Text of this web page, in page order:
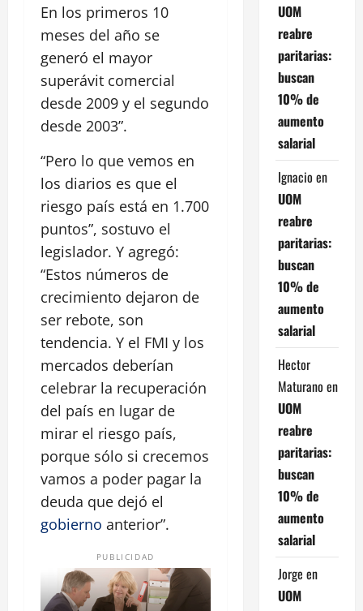
En los primeros 10
meses del año se
generó el mayor
superávit comercial
desde 2009 y el segundo
desde 2003”.
“Pero lo que vemos en
los diarios es que el
riesgo país está en 1.700
puntos”, sostuvo el
legislador. Y agregó:
“Estos números de
crecimiento dejaron de
ser rebote, son
tendencia. Y el FMI y los
mercados deberían
celebrar la recuperación
del país en lugar de
mirar el riesgo país,
porque sólo si crecemos
vamos a poder pagar la
deuda que dejó el
gobierno anterior”.
PUBLICIDAD
UOM
reabre
paritarias:
buscan
10% de
aumento
salarial
Ignacio en
UOM
reabre
paritarias:
buscan
10% de
aumento
salarial
Hector
Maturano en
UOM
reabre
paritarias:
buscan
10% de
aumento
salarial
Jorge en
UOM